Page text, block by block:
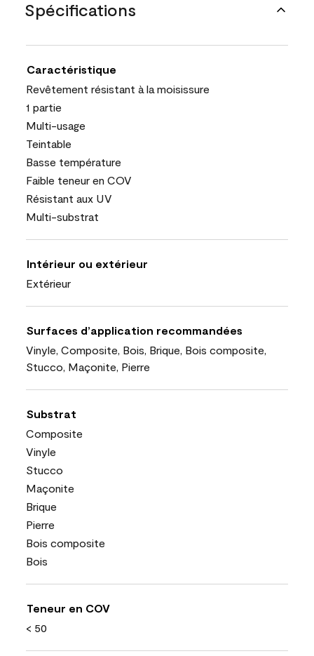
Spécifications
Caractéristique
Revêtement résistant à la moisissure
1 partie
Multi-usage
Teintable
Basse température
Faible teneur en COV
Résistant aux UV
Multi-substrat
Intérieur ou extérieur
Extérieur
Surfaces d’application recommandées
Vinyle, Composite, Bois, Brique, Bois composite,
Stucco, Maçonite, Pierre
Substrat
Composite
Vinyle
Stucco
Maçonite
Brique
Pierre
Bois composite
Bois
Teneur en COV
< 50